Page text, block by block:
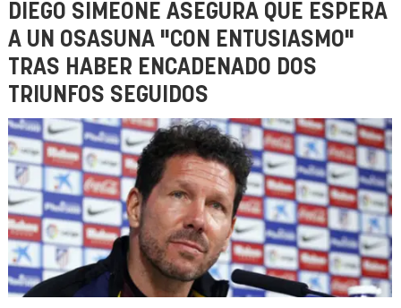
DIEGO SIMEONE ASEGURA QUE ESPERA
A UN OSASUNA "CON ENTUSIASMO"
TRAS HABER ENCADENADO DOS
TRIUNFOS SEGUIDOS